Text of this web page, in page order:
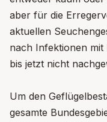
aber für die
aktuellen
nach Infektionen mit
bis jetzt nicht
Um den
gesamte